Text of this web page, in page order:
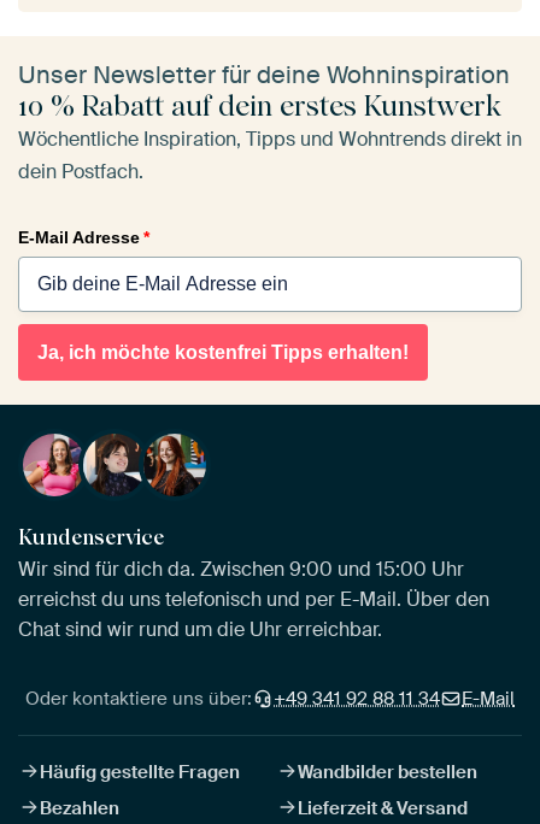
Unser Newsletter für deine Wohninspiration
10 % Rabatt auf dein erstes Kunstwerk
Wöchentliche Inspiration, Tipps und Wohntrends direkt in
dein Postfach.
E-Mail Adresse*
Ja, ich möchte kostenfrei Tipps erhalten!
Kundenservice
Wir sind für dich da. Zwischen 9:00 und 15:00 Uhr
erreichst du uns telefonisch und per E-Mail. Über den
Chat sind wir rund um die Uhr erreichbar.
Oder kontaktiere uns über: +49 341 92 88 11 34 E-Mail
Häufig gestellte Fragen
Wandbilder bestellen
Bezahlen
Lieferzeit & Versand